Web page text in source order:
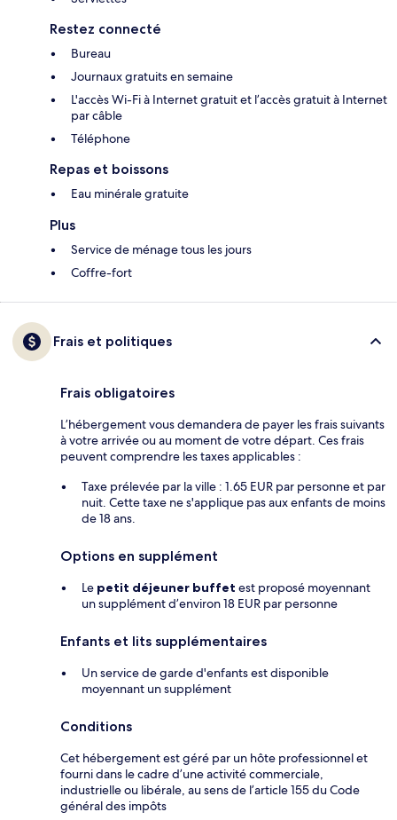
Restez connecté
Bureau
Journaux gratuits en semaine
L'accès Wi-Fi à Internet gratuit et l’accès gratuit à Internet
par câble
Téléphone
Repas et boissons
Eau minérale gratuite
Plus
Service de ménage tous les jours
Coffre-fort
Frais et politiques
Frais obligatoires
L’hébergement vous demandera de payer les frais suivants
à votre arrivée ou au moment de votre départ. Ces frais
peuvent comprendre les taxes applicables :
Taxe prélevée par la ville : 1.65 EUR par personne et par
nuit. Cette taxe ne s'applique pas aux enfants de moins
de 18 ans.
Options en supplément
Le petit déjeuner buffet est proposé moyennant
un supplément d’environ 18 EUR par personne
Enfants et lits supplémentaires
Un service de garde d'enfants est disponible
moyennant un supplément
Conditions
Cet hébergement est géré par un hôte professionnel et
fourni dans le cadre d’une activité commerciale,
industrielle ou libérale, au sens de l’article 155 du Code
général des impôts